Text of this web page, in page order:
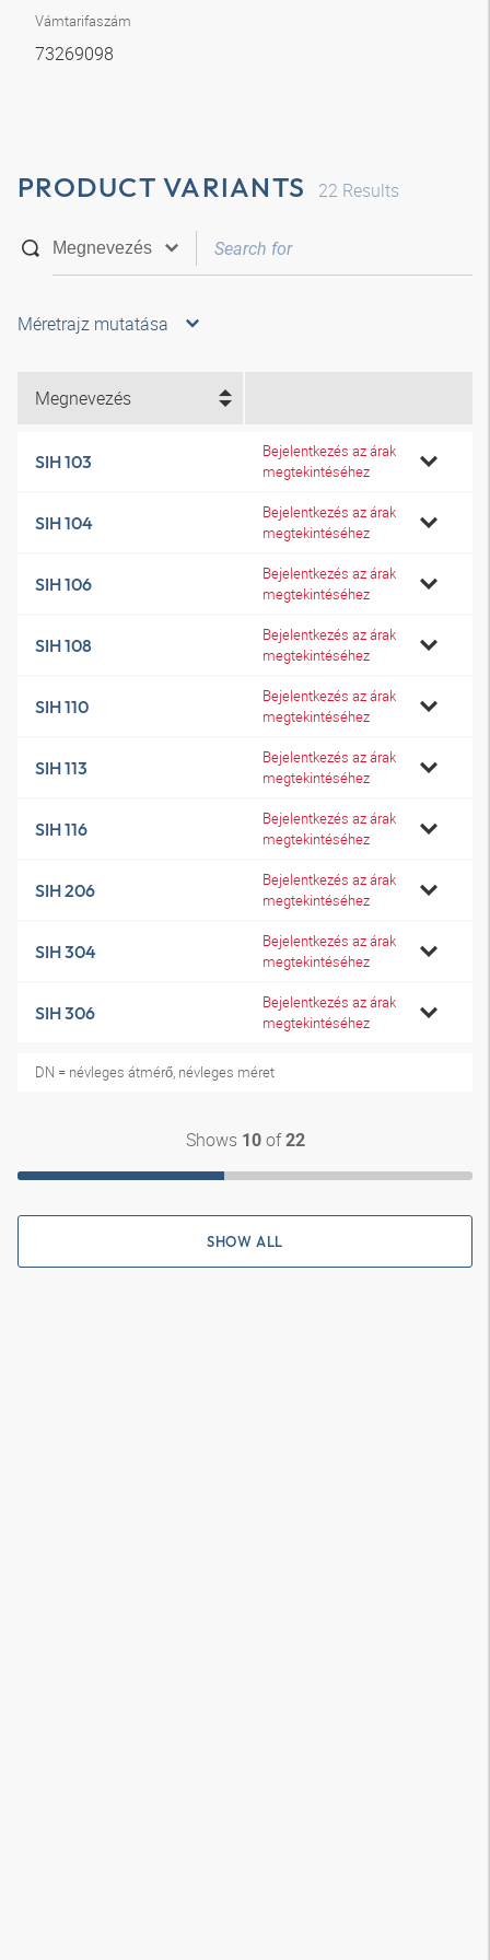
Vámtarifaszám
73269098
PRODUCT VARIANTS 22 Results
Méretrajz mutatása
Megnevezés
SIH 103
Bejelentkezés az árak
megtekintéséhez
SIH 104
Bejelentkezés az árak
megtekintéséhez
SIH 106
Bejelentkezés az árak
megtekintéséhez
SIH 108
Bejelentkezés az árak
megtekintéséhez
SIH 110
Bejelentkezés az árak
megtekintéséhez
SIH 113
Bejelentkezés az árak
megtekintéséhez
SIH 116
Bejelentkezés az árak
megtekintéséhez
SIH 206
Bejelentkezés az árak
megtekintéséhez
SIH 304
Bejelentkezés az árak
megtekintéséhez
SIH 306
Bejelentkezés az árak
megtekintéséhez
DN = névleges átmérő, névleges méret
Shows 10of22
SHOW ALL